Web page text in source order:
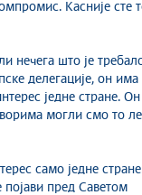
Касније сте
нечега што је
делегације, он има
једне стране. Он
могли смо то
само једне
пред Саветом